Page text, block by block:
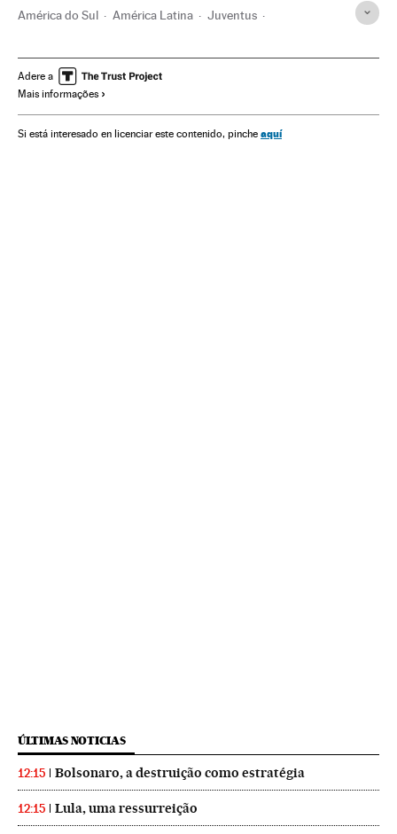
América do Sul América Latina Juventus
Real Madrid Brasil Times esportes
Champions League 2017/2018
Futebol Competições Esportes
Adere a
Mais informações
Si está interesado en licenciar este contenido, pinche aquí
ÚLTIMAS NOTICIAS
12:15 Bolsonaro, a destruição como estratégia
12:15 Lula, uma ressurreição